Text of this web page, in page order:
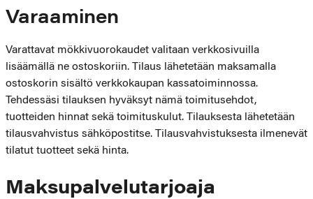
Varaaminen
Varattavat mökkivuorokaudet valitaan verkkosivuilla
lisäämällä ne ostoskoriin. Tilaus lähetetään maksamalla
ostoskorin sisältö verkkokaupan kassatoiminnossa.
Tehdessäsi tilauksen hyväksyt nämä toimitusehdot,
tuotteiden hinnat sekä toimituskulut. Tilauksesta lähetetään
tilausvahvistus sähköpostitse. Tilausvahvistuksesta ilmenevät
tilatut tuotteet sekä hinta.
Maksupalvelutarjoaja